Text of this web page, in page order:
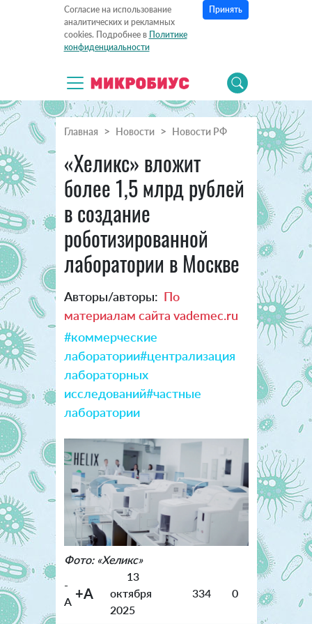
Согласие на использование
аналитических и рекламных
cookies. Подробнее в Политике
конфиденциальности
Принять
Главная Новости Новости РФ
«Хеликс» вложит
более 1,5 млрд рублей
в создание
роботизированной
лаборатории в Москве
Авторы/авторы: По
материалам сайта vademec.ru
#коммерческие
лаборатории#централизация
лабораторных
исследований#частные
лаборатории
Фото: «Хеликс»
-
A +A
13
октября
2025
334 0